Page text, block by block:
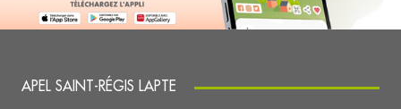
APEL SAINT-RÉGIS LAPTE